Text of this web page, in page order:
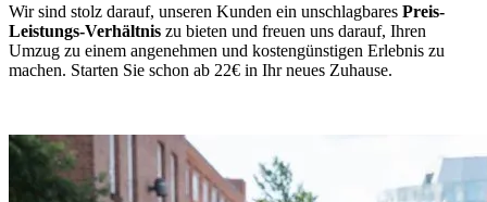
Wir sind stolz darauf, unseren Kunden ein unschlagbares Preis-
Leistungs-Verhältnis zu bieten und freuen uns darauf, Ihren
Umzug zu einem angenehmen und kostengünstigen Erlebnis zu
machen. Starten Sie schon ab 22€ in Ihr neues Zuhause.